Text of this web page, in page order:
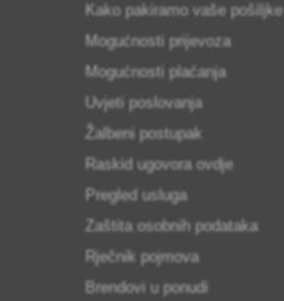
Kako pakiramo vaše pošiljke
Mogućnosti prijevoza
Mogućnosti plaćanja
Uvjeti poslovanja
Žalbeni postupak
Raskid ugovora ovdje
Pregled usluga
Zaštita osobnih podataka
Rječnik pojmova
Brendovi u ponudi